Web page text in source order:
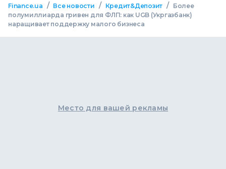
Finance.ua / Все новости / Кредит&Депозит /
Более
полумиллиарда гривен для ФЛП: как UGB (Укргазбанк)
наращивает поддержку малого бизнеса
Место для вашей рекламы